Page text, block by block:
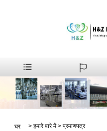
घर > हमारे बारे में > प्रमाणपत्र